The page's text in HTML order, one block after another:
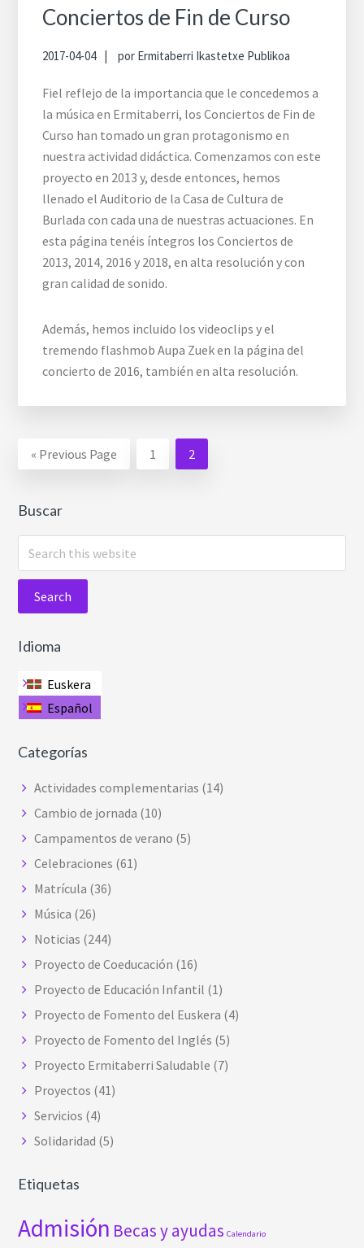
Conciertos de Fin de Curso
2017-04-04 por Ermitaberri Ikastetxe Publikoa
Fiel reflejo de la importancia que le concedemos a
la música en Ermitaberri, los Conciertos de Fin de
Curso han tomado un gran protagonismo en
nuestra actividad didáctica. Comenzamos con este
proyecto en 2013 y, desde entonces, hemos
llenado el Auditorio de la Casa de Cultura de
Burlada con cada una de nuestras actuaciones. En
esta página tenéis íntegros los Conciertos de
2013, 2014, 2016 y 2018, en alta resolución y con
gran calidad de sonido.
Además, hemos incluido los videoclips y el
tremendo flashmob Aupa Zuek en la página del
concierto de 2016, también en alta resolución.
« Go
to
Previous Page
Go
to
1
Go
to
2
Buscar
e
r
h
h
w
s
t
e
Idioma
Euskera
Español
Categorías
Actividades complementarias (14)
Cambio de jornada (10)
Campamentos de verano (5)
Celebraciones (61)
Matrícula (36)
Música (26)
Noticias (244)
Proyecto de Coeducación (16)
Proyecto de Educación Infantil (1)
Proyecto de Fomento del Euskera (4)
Proyecto de Fomento del Inglés (5)
Proyecto Ermitaberri Saludable (7)
Proyectos (41)
Servicios (4)
Solidaridad (5)
Etiquetas
Admisión Becas y ayudas Calendario